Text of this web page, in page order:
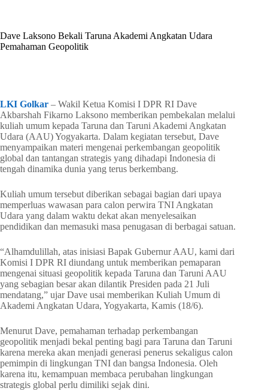
Dave Laksono Bekali Taruna Akademi Angkatan Udara
Pemahaman Geopolitik
LKI Golkar – Wakil Ketua Komisi I DPR RI Dave
Akbarshah Fikarno Laksono memberikan pembekalan melalui
kuliah umum kepada Taruna dan Taruni Akademi Angkatan
Udara (AAU) Yogyakarta. Dalam kegiatan tersebut, Dave
menyampaikan materi mengenai perkembangan geopolitik
global dan tantangan strategis yang dihadapi Indonesia di
tengah dinamika dunia yang terus berkembang.
Kuliah umum tersebut diberikan sebagai bagian dari upaya
memperluas wawasan para calon perwira TNI Angkatan
Udara yang dalam waktu dekat akan menyelesaikan
pendidikan dan memasuki masa penugasan di berbagai satuan.
“Alhamdulillah, atas inisiasi Bapak Gubernur AAU, kami dari
Komisi I DPR RI diundang untuk memberikan pemaparan
mengenai situasi geopolitik kepada Taruna dan Taruni AAU
yang sebagian besar akan dilantik Presiden pada 21 Juli
mendatang,” ujar Dave usai memberikan Kuliah Umum di
Akademi Angkatan Udara, Yogyakarta, Kamis (18/6).
Menurut Dave, pemahaman terhadap perkembangan
geopolitik menjadi bekal penting bagi para Taruna dan Taruni
karena mereka akan menjadi generasi penerus sekaligus calon
pemimpin di lingkungan TNI dan bangsa Indonesia. Oleh
karena itu, kemampuan membaca perubahan lingkungan
strategis global perlu dimiliki sejak dini.